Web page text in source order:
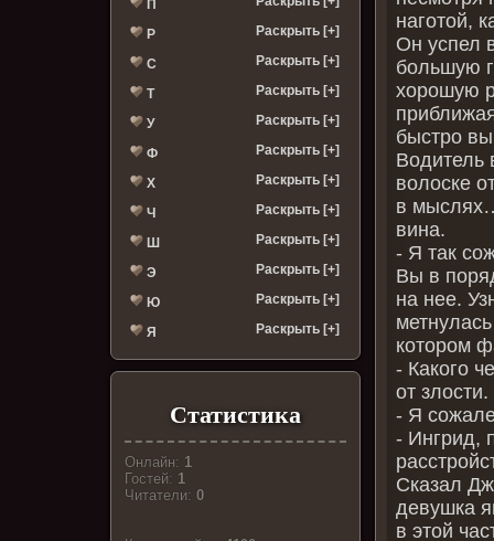
П
Р Раскрыть [+]
С Раскрыть [+]
Т Раскрыть [+]
У Раскрыть [+]
Ф Раскрыть [+]
Х Раскрыть [+]
Ч Раскрыть [+]
Ш Раскрыть [+]
Э Раскрыть [+]
Ю Раскрыть [+]
Я Раскрыть [+]
Статистика
Онлайн: 1
Гостей: 1
Читатели:0
наготой,
Он успел
большую
хорошую
быстро
Водитель
волоске
в
вина.
- Я так
Вы в
на нее.
котором
- Какого
от
- Я
- Ингрид,
Сказал
девушка
в этой